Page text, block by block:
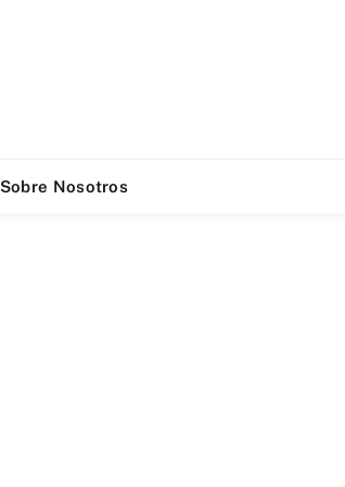
Sobre Nosotros